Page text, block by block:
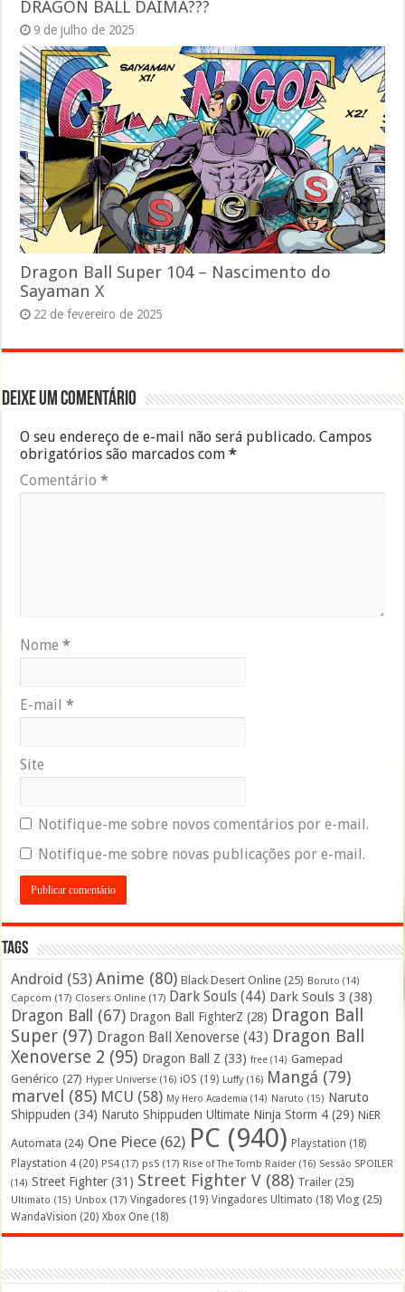
DRAGON BALL DAIMA???
9 de julho de 2025
Dragon Ball Super 104 – Nascimento do
Sayaman X
22 de fevereiro de 2025
Deixe um comentário
O seu endereço de e-mail não será publicado. Campos
obrigatórios são marcados com*
Comentário*
Nome*
E-mail*
Site
Notifique-me sobre novos comentários por e-mail.
Notifique-me sobre novas publicações por e-mail.
Tags
Android (53) Anime (80) Black Desert Online (25) Boruto (14)
Capcom (17) Closers Online (17) Dark Souls (44) Dark Souls 3 (38)
Dragon Ball (67) Dragon Ball FighterZ (28) Dragon Ball
Super (97) Dragon Ball Xenoverse (43) Dragon Ball
Xenoverse 2 (95) Dragon Ball Z (33) free (14) Gamepad
Genérico (27) Hyper Universe (16) iOS (19) Luffy(16) Mangá (79)
marvel (85) MCU (58) My Hero Academia (14) Naruto (15) Naruto
Shippuden (34) Naruto Shippuden Ultimate Ninja Storm 4 (29) NiER
Automata (24) One Piece (62) PC (940) Playstation (18)
Playstation 4 (20) PS4(17) ps5 (17) Rise of The Tomb Raider (16) Sessão SPOILER
(14) Street Fighter (31) Street Fighter V (88) Trailer (25)
Ultimato (15) Unbox (17) Vingadores (19) Vingadores Ultimato (18) Vlog (25)
WandaVision (20) Xbox One (18)